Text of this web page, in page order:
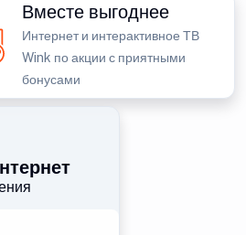
Вместе выгоднее
Интернет и интерактивное ТВ
Wink по акции с приятными
бонусами